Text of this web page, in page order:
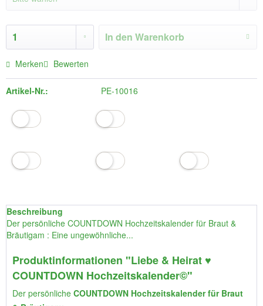
In den Warenkorb
Merken Bewerten
Artikel-Nr.: PE-10016
Beschreibung
Der persönliche COUNTDOWN Hochzeitskalender für Braut &
Bräutigam : Eine ungewöhnliche...
Produktinformationen "Liebe & Heirat ♥
COUNTDOWN Hochzeitskalender©"
Der persönliche COUNTDOWN Hochzeitskalender für Braut